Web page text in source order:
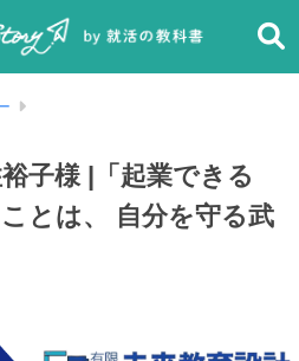
子様 |「起業できる
とは、 自分を守る武